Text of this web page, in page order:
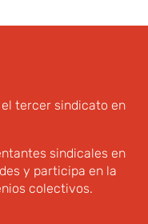
el tercer sindicato en
sindicales en
y participa en la
colectivos.